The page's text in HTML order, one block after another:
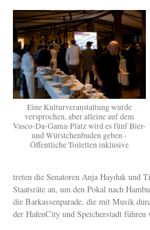
Eine Kulturveranstaltung wurde
versprochen, aber alleine auf dem
Vasco-Da-Gama-Platz wird es fünf Bier-
und Würstchenbuden geben -
Öffentliche Toiletten inklusive
treten die Senatoren Anja Hayduk und
Staatsräte an, um den Pokal nach
die Barkassenparade, die mit Musik
der HafenCity und Speicherstadt führen